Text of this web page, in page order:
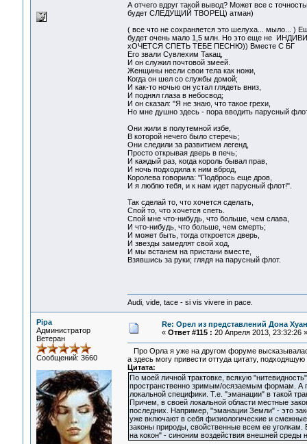
А отчего вдруг такой вывод? Может все с
будет СЛЕДУЩИЙ ТВОРЕЦ) атман)
( все что не сохраняется это шелуха... мыло... )
будет очень мало 1,5 млн. Но это еще не
хОЧЕТСЯ СПЕТЬ ТЕБЕ ПЕСНЮ)) Вместе С БГ
Его звали Сувлехим Такац,
И он служил почтовой змеей.
Женщины несли свои тела как ножи,
Когда он шел со службы домой;
И как-то ночью он устал глядеть вниз,
И поднял глаза в небосвод;
И он сказал: "Я не знаю, что такое грехи,
Но мне душно здесь - пора вводить парусный
Они жили в полутемной избе,
В которой нечего было стеречь;
Они следили за развитием легенд,
Просто открывая дверь в печь;
И каждый раз, когда король бывал прав,
И ночь подходила к ним вброд,
Королева говорила: "Подбрось еще дров,
И я люблю тебя, и к нам идет парусный флот!".
Так сделай то, что хочется сделать,
Спой то, что хочется спеть.
Спой мне что-нибудь, что больше, чем слава,
И что-нибудь, что больше, чем смерть;
И может быть, тогда откроется дверь,
И звезды замедлят свой ход,
И мы встанем на пристани вместе,
Взявшись за руки; глядя на парусный флот.
Audi, vide, tace - si vis vivere in pace.
Pipa
Администратор
Ветеран
Сообщений: 3660
Re: Орел из представлений Дона
« Ответ #115 : 20 Апреля 2013, 23:32:26 »
Про Орла я уже на другом форуме
а здесь могу привести оттуда цитату,
Цитата:
По моей личной трактовке, всякую
пространственно зримым/осязаемым формам. А
локальной специфики. Т.е. "эманации" в такой
Причем, в своей локальной области местные
последних. Например, "эманации Земли" - это
уже включают в себя физиологические и
законы природы, свойственные всем ее
на кокон" - синоним воздействия внешней среды